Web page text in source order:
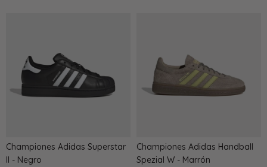
Championes Adidas Superstar
II - Negro
Championes Adidas Handball
Spezial W - Marrón